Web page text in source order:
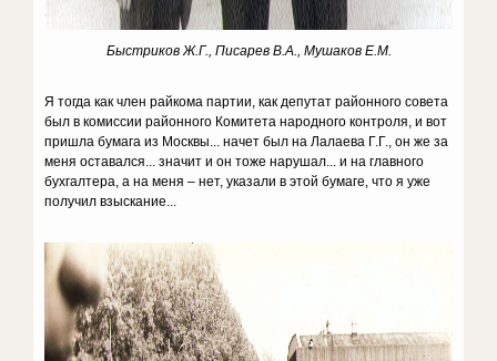
Быстриков Ж.Г., Писарев В.А., Мушаков Е.М.
Я тогда как член райкома партии, как депутат районного совета
был в комиссии районного Комитета народного контроля, и вот
пришла бумага из Москвы... начет был на Лалаева Г.Г., он же за
меня оставался... значит и он тоже нарушал... и на главного
бухгалтера, а на меня – нет, указали в этой бумаге, что я уже
получил взыскание...